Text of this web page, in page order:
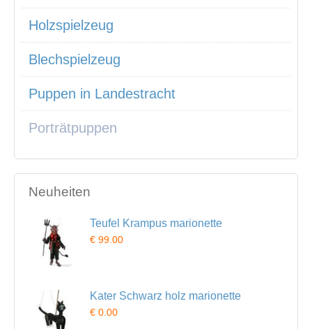
Holzspielzeug
Blechspielzeug
Puppen in Landestracht
Porträtpuppen
Neuheiten
Teufel Krampus marionette
€ 99.00
Kater Schwarz holz marionette
€ 0.00